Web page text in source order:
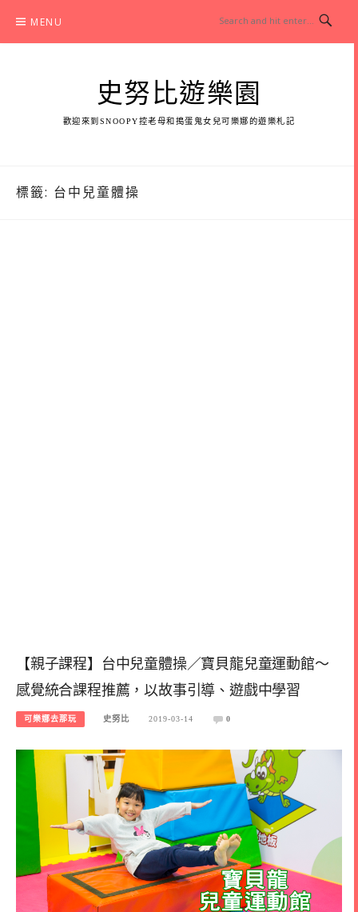
content
MENU
史努比遊樂園
歡迎來到SNOOPY控老母和搗蛋鬼女兒可樂娜的遊樂札記
標籤: 台中兒童體操
【親子課程】台中兒童體操／寶貝龍兒童運動館～
感覺統合課程推薦，以故事引導、遊戲中學習
可樂娜去那玩 史努比 2019-03-14 0